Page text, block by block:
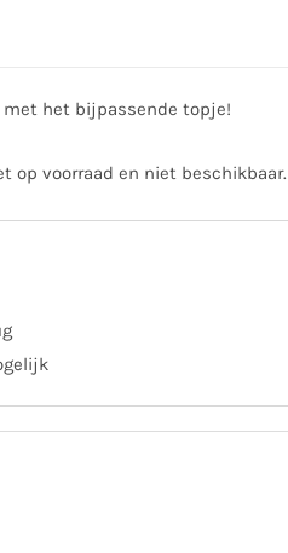
met het bijpassende topje!
op voorraad en niet beschikbaar.